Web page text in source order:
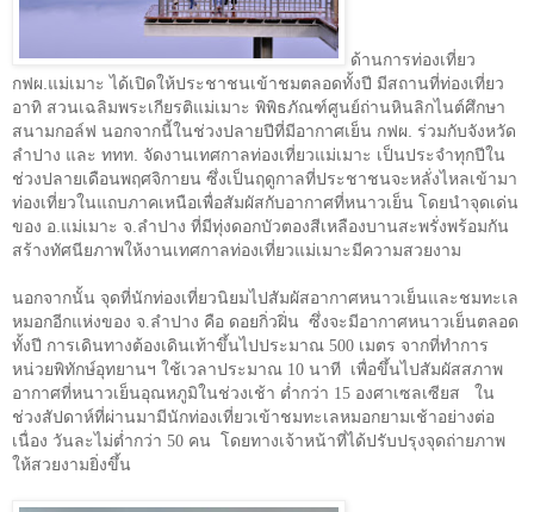
ด้านการท่องเที่ยว
กฟผ.แม่เมาะ ได้เปิดให้ประชาชนเข้าชมตลอดทั้งปี มีสถานที่ท่องเที่ยว
อาทิ สวนเฉลิมพระเกียรติแม่เมาะ พิพิธภัณฑ์ศูนย์ถ่านหินลิกไนต์ศึกษา
สนามกอล์ฟ นอกจากนี้ในช่วงปลายปีที่มีอากาศเย็น กฟผ. ร่วมกับจังหวัด
ลำปาง และ ททท. จัดงานเทศกาลท่องเที่ยวแม่เมาะ เป็นประจำทุกปีใน
ช่วงปลายเดือนพฤศจิกายน ซึ่งเป็นฤดูกาลที่ประชาชนจะหลั่งไหลเข้ามา
ท่องเที่ยวในแถบภาคเหนือเพื่อสัมผัสกับอากาศที่หนาวเย็น โดยนำจุดเด่น
ของ อ.แม่เมาะ จ.ลำปาง ที่มีทุ่งดอกบัวตองสีเหลืองบานสะพรั่งพร้อมกัน
สร้างทัศนียภาพให้งานเทศกาลท่องเที่ยวแม่เมาะมีความสวยงาม
นอกจากนั้น จุดที่นักท่องเที่ยวนิยมไปสัมผัสอากาศหนาวเย็นและชมทะเล
หมอกอีกแห่งของ จ.ลำปาง คือ ดอยกิ่วฝิ่น ซึ่งจะมีอากาศหนาวเย็นตลอด
ทั้งปี การเดินทางต้องเดินเท้าขึ้นไปประมาณ 500 เมตร จากที่ทำการ
หน่วยพิทักษ์อุทยานฯ ใช้เวลาประมาณ 10 นาที เพื่อขึ้นไปสัมผัสสภาพ
อากาศที่หนาวเย็นอุณหภูมิในช่วงเช้า ต่ำกว่า 15 องศาเซลเซียส ใน
ช่วงสัปดาห์ที่ผ่านมามีนักท่องเที่ยวเข้าชมทะเลหมอกยามเช้าอย่างต่อ
เนื่อง วันละไม่ต่ำกว่า 50 คน โดยทางเจ้าหน้าที่ได้ปรับปรุงจุดถ่ายภาพ
ให้สวยงามยิ่งขึ้น